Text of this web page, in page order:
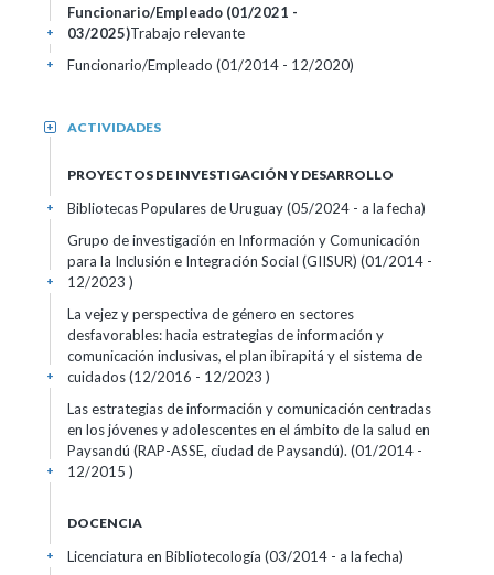
Funcionario/Empleado (01/2021 -
03/2025)Trabajo relevante
+
Funcionario/Empleado (01/2014 - 12/2020)
+
ACTIVIDADES
+
PROYECTOS DE INVESTIGACIÓN Y DESARROLLO
Bibliotecas Populares de Uruguay (05/2024 - a la fecha)
+
Grupo de investigación en Información y Comunicación
para la Inclusión e Integración Social (GIISUR) (01/2014 -
12/2023 )
+
La vejez y perspectiva de género en sectores
desfavorables: hacia estrategias de información y
comunicación inclusivas, el plan ibirapitá y el sistema de
cuidados (12/2016 - 12/2023 )
+
Las estrategias de información y comunicación centradas
en los jóvenes y adolescentes en el ámbito de la salud en
Paysandú (RAP-ASSE, ciudad de Paysandú). (01/2014 -
12/2015 )
+
DOCENCIA
Licenciatura en Bibliotecología (03/2014 - a la fecha)
+